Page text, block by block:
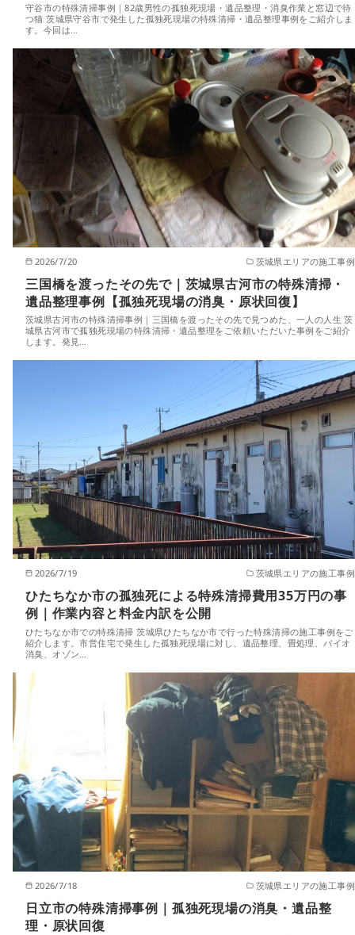
守谷市の特殊清掃事例｜82歳男性の孤独死現場・遺品整理・消臭作業と窓辺で待
つ猫 茨城県守谷市で発生した孤独死現場の特殊清掃・遺品整理事例をご紹介しま
す。今回は…
2026/7/20 茨城県エリアの施工事例
三国橋を渡ったその先で｜茨城県古河市の特殊清掃・
遺品整理事例【孤独死現場の消臭・原状回復】
茨城県古河市の特殊清掃事例｜三国橋を渡ったその先で見つめた、一人の人生 茨
城県古河市で孤独死現場の特殊清掃・遺品整理をご依頼いただいた事例をご紹介
します。発見…
2026/7/19 茨城県エリアの施工事例
ひたちなか市の孤独死による特殊清掃費用35万円の事
例｜作業内容と料金内訳を公開
ひたちなか市での特殊清掃 茨城県ひたちなか市で行った特殊清掃の施工事例をご
紹介します。市営住宅で発生した孤独死現場に対し、遺品整理、畳処理、バイオ
消臭、オゾン…
2026/7/18 茨城県エリアの施工事例
日立市の特殊清掃事例｜孤独死現場の消臭・遺品整
理・原状回復